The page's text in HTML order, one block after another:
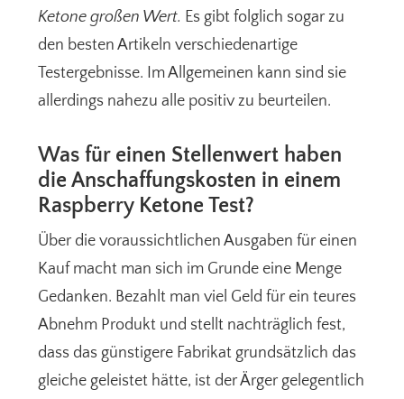
Ketone großen Wert. Es gibt folglich sogar zu
den besten Artikeln verschiedenartige
Testergebnisse. Im Allgemeinen kann sind sie
allerdings nahezu alle positiv zu beurteilen.
Was für einen Stellenwert haben
die Anschaffungskosten in einem
Raspberry Ketone Test?
Über die voraussichtlichen Ausgaben für einen
Kauf macht man sich im Grunde eine Menge
Gedanken. Bezahlt man viel Geld für ein teures
Abnehm Produkt und stellt nachträglich fest,
dass das günstigere Fabrikat grundsätzlich das
gleiche geleistet hätte, ist der Ärger gelegentlich